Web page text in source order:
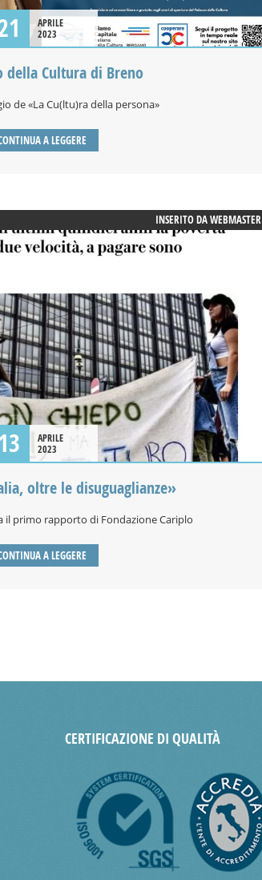
APRILE
2023
della Cultura di Breno
de «La Cu(ltu)ra della persona»
A LEGGERE
INSERITO DAWEBMASTER
APRILE
2023
oltre le disuguaglianze»
il primo rapporto di Fondazione Cariplo
A LEGGERE
CERTIFICAZIONE DI QUALITÀ